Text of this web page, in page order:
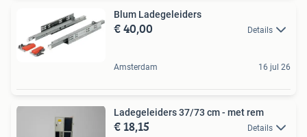
Blum Ladegeleiders
€ 40,00 Details
Amsterdam 16 jul 26
Ladegeleiders 37/73 cm - met rem
€ 18,15 Details